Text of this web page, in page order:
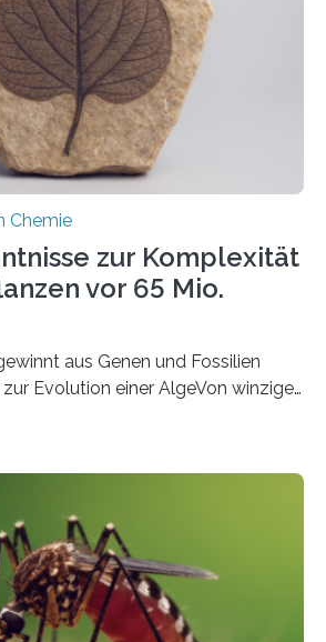
entdeckt, der für die
der Organellen entscheidend ist. Die
Oktober 2025 in der
Chemie
zur Komplexität
vor 65 Mio.
aus Genen und Fossilien
Evolution einer AlgeVon winzigen
zu den komplexesten
Hunderten von Millionen Jahren
sticht eine Gruppe heraus,
Natur vorkommt: die
Einige Arten
aus Zellfäden dichte Geflechte